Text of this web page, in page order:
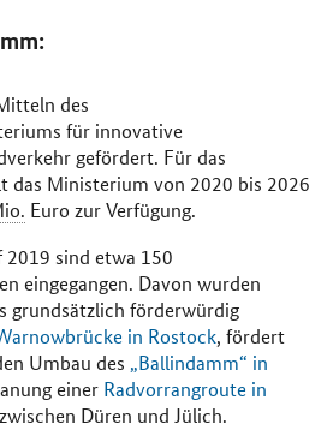
des
für innovative
gefördert. Für das
das Ministerium von 2020 bis 2026
Euro zur Verfügung.
sind etwa 150
eingegangen. Davon wurden
grundsätzlich förderwürdig
in Rostock, fördert
Umbau des „Ballindamm“ in
einer Radvorrangroute in
zwischen Düren und Jülich.